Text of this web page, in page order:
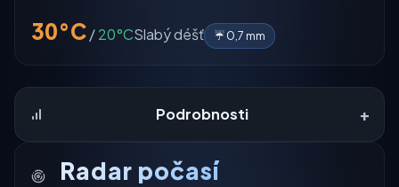
30°C/20°CSlabý déšť ☔ 0,7 mm
Podrobnosti +
Radar počasí